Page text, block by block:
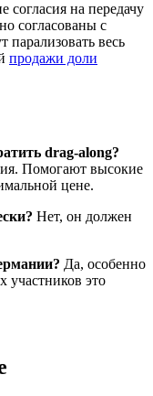
согласия на передачу
согласованы с
парализовать весь
продажи доли
drag-along?
Помогают высокие
цене.
Нет, он должен
Да, особенно
участников это